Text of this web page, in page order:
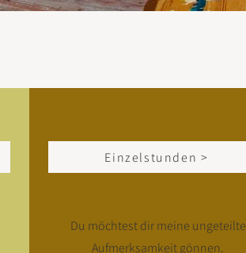
Einzelstunden >
Du möchtest dir meine ungeteilte
Aufmerksamkeit gönnen.